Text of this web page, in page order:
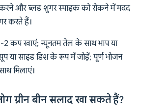
और ब्लड शुगर स्पाइक को रोकने में मदद
करते हैं।
2 कप खाएं; न्यूनतम तेल के साथ भाप या
या साइड डिश के रूप में जोड़ें; पूर्ण भोजन
मिलाएं।
ग्रीन बीन सलाद खा सकते हैं?